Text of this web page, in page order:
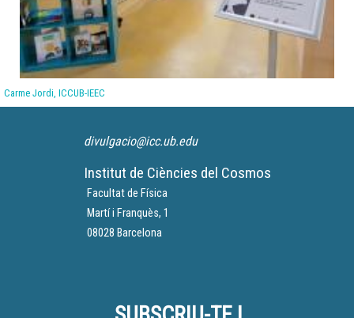
Carme Jordi, ICCUB-IEEC
divulgacio@icc.ub.edu
Institut de Ciències del Cosmos
Facultat de Física
Martí i Franquès, 1
08028 Barcelona